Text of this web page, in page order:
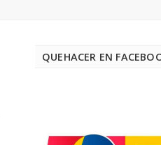
QUEHACER EN